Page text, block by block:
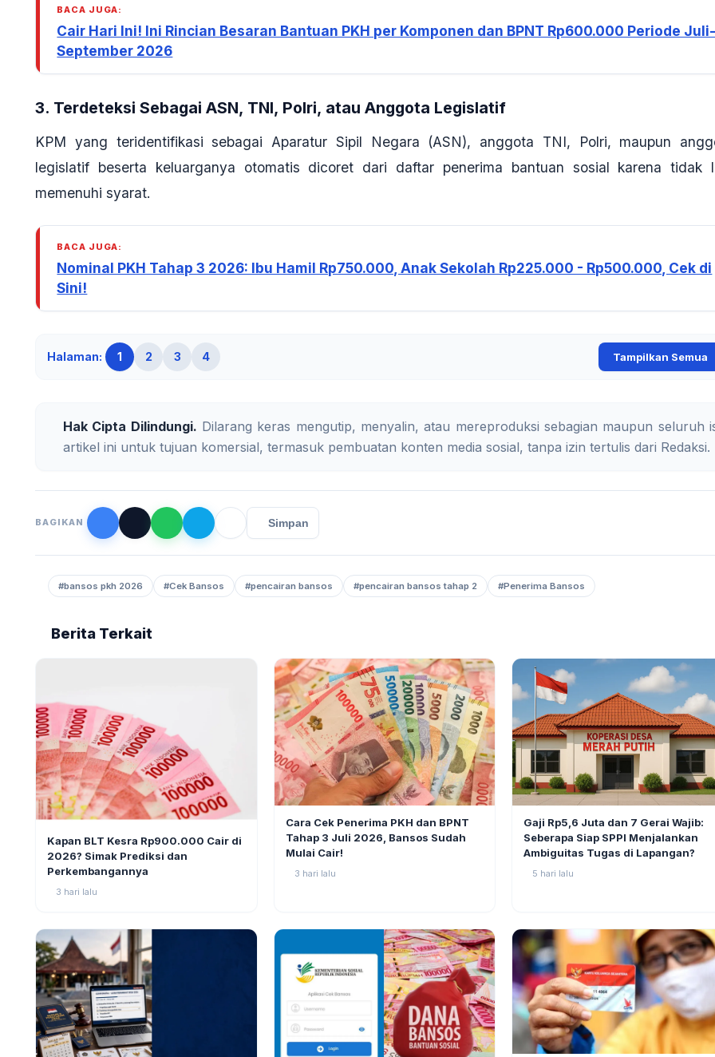
BACA JUGA:
Cair Hari Ini! Ini Rincian Besaran Bantuan PKH per Komponen dan BPNT Rp600.000 Periode
September 2026
3. Terdeteksi Sebagai ASN, TNI, Polri, atau Anggota Legislatif
KPM yang teridentifikasi sebagai Aparatur Sipil Negara (ASN), anggota TNI, Polri, maupun
legislatif beserta keluarganya otomatis dicoret dari daftar penerima bantuan sosial karena tidak
memenuhi syarat.
BACA JUGA:
Nominal PKH Tahap 3 2026: Ibu Hamil Rp750.000, Anak Sekolah Rp225.000 - Rp500.000, Cek di
Sini!
Halaman: 1 2 3 4 Tampilkan Semua
Hak Cipta Dilindungi. Dilarang keras mengutip, menyalin, atau mereproduksi sebagian maupun seluruh
artikel ini untuk tujuan komersial, termasuk pembuatan konten media sosial, tanpa izin tertulis dari Redaksi.
BAGIKAN Simpan
#bansos pkh 2026 #Cek Bansos #pencairan bansos #pencairan bansos tahap 2 #Penerima Bansos
Berita Terkait
Kapan BLT Kesra Rp900.000 Cair di
2026? Simak Prediksi dan
Perkembangannya
3 hari lalu
Cara Cek Penerima PKH dan BPNT
Tahap 3 Juli 2026, Bansos Sudah
Mulai Cair!
3 hari lalu
Gaji Rp5,6 Juta dan 7 Gerai Wajib:
Seberapa Siap SPPI Menjalankan
Ambiguitas Tugas di Lapangan?
5 hari lalu